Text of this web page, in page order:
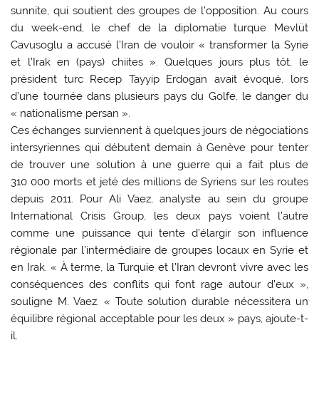
sunnite, qui soutient des groupes de l’opposition. Au cours
du week-end, le chef de la diplomatie turque Mevlüt
Cavusoglu a accusé l’Iran de vouloir « transformer la Syrie
et l’Irak en (pays) chiites ». Quelques jours plus tôt, le
président turc Recep Tayyip Erdogan avait évoqué, lors
d’une tournée dans plusieurs pays du Golfe, le danger du
« nationalisme persan ».
Ces échanges surviennent à quelques jours de négociations
intersyriennes qui débutent demain à Genève pour tenter
de trouver une solution à une guerre qui a fait plus de
310 000 morts et jeté des millions de Syriens sur les routes
depuis 2011. Pour Ali Vaez, analyste au sein du groupe
International Crisis Group, les deux pays voient l’autre
comme une puissance qui tente d’élargir son influence
régionale par l’intermédiaire de groupes locaux en Syrie et
en Irak. « À terme, la Turquie et l’Iran devront vivre avec les
conséquences des conflits qui font rage autour d’eux »,
souligne M. Vaez. « Toute solution durable nécessitera un
équilibre régional acceptable pour les deux » pays, ajoute-t-
il.